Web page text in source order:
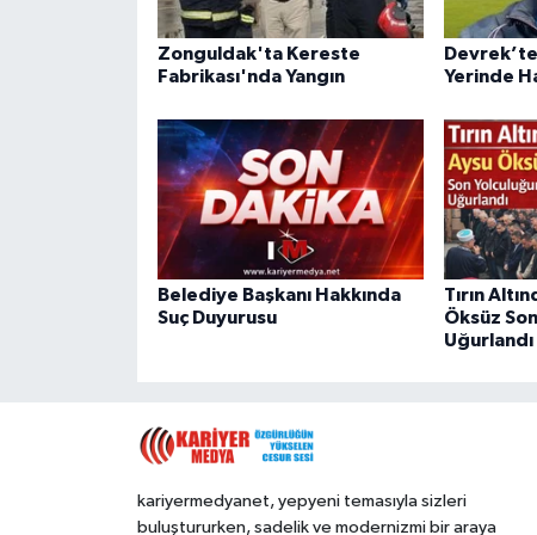
Zonguldak'ta Kereste
Fabrikası'nda Yangın
Yerinde
Belediye Başkanı Hakkında
Suç Duyurusu
Tırın
Öksüz
Uğurlandı
kariyermedyanet, yepyeni temasıyla sizleri
buluştururken, sadelik ve modernizmi bir araya